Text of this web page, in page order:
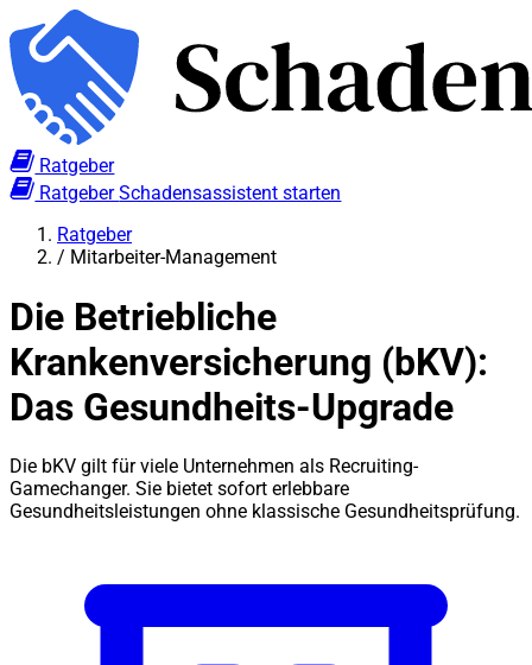
Ratgeber
RatgeberSchadensassistent starten
Ratgeber
/ Mitarbeiter-Management
Die Betriebliche
Krankenversicherung (bKV):
Das Gesundheits-Upgrade
Die bKV gilt für viele Unternehmen als Recruiting-
Gamechanger. Sie bietet sofort erlebbare
Gesundheitsleistungen ohne klassische Gesundheitsprüfung.